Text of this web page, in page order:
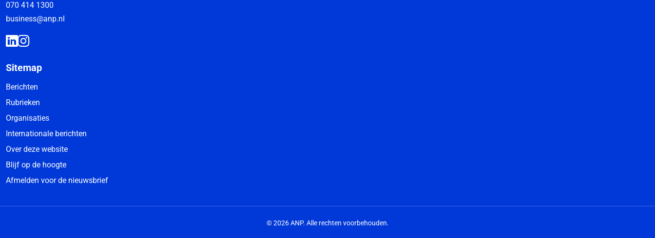
070 414 1300
business@anp.nl
Sitemap
Berichten
Rubrieken
Organisaties
Internationale berichten
Over deze website
Blijf op de hoogte
Afmelden voor de nieuwsbrief
© 2026 ANP. Alle rechten voorbehouden.